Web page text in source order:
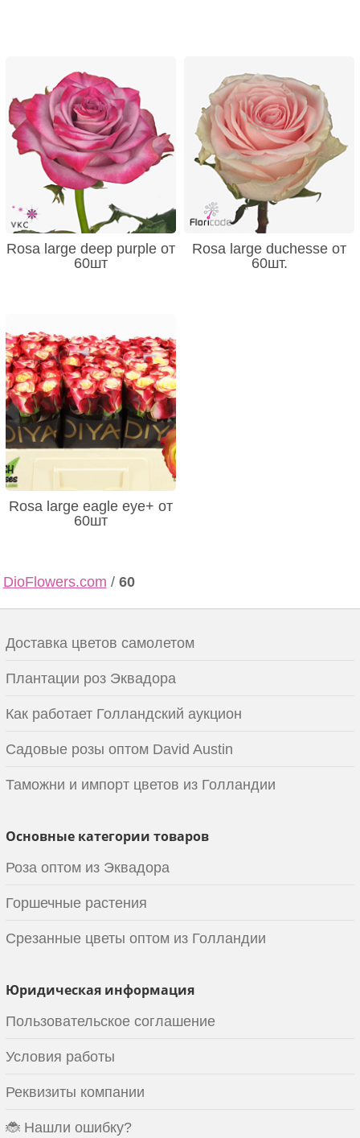
Rosa large deep purple от
60шт
Rosa large duchesse от
60шт.
Rosa large eagle eye+ от
60шт
DioFlowers.com / 60
Доставка цветов самолетом
Плантации роз Эквадора
Как работает Голландский аукцион
Садовые розы оптом David Austin
Таможни и импорт цветов из Голландии
Основные категории товаров
Роза оптом из Эквадора
Горшечные растения
Срезанные цветы оптом из Голландии
Юридическая информация
Пользовательское соглашение
Условия работы
Реквизиты компании
🐞 Нашли ошибку?